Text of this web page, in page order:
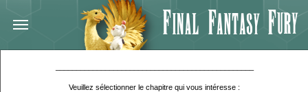
Veuillez sélectionner le chapitre qui vous intéresse :